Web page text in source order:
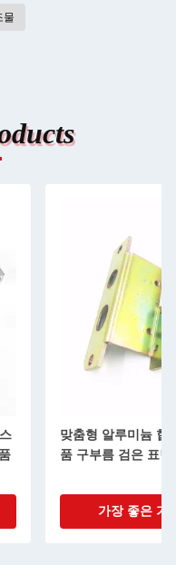
물
핑 부
제조
스테인레스
부품 주문
가장